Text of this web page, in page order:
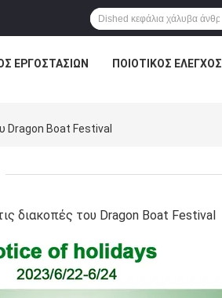
ΕΡΓΟΣΤΑΣΊΩΝ ΠΟΙΟΤΙΚΌΣ ΈΛΕΓΧΟΣ
Dragon Boat Festival
διακοπές του Dragon Boat Festival